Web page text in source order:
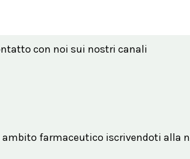
con noi sui nostri canali
farmaceutico iscrivendoti alla